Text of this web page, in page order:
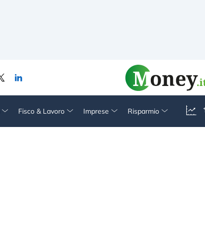
Fisco & Lavoro Imprese Risparmio